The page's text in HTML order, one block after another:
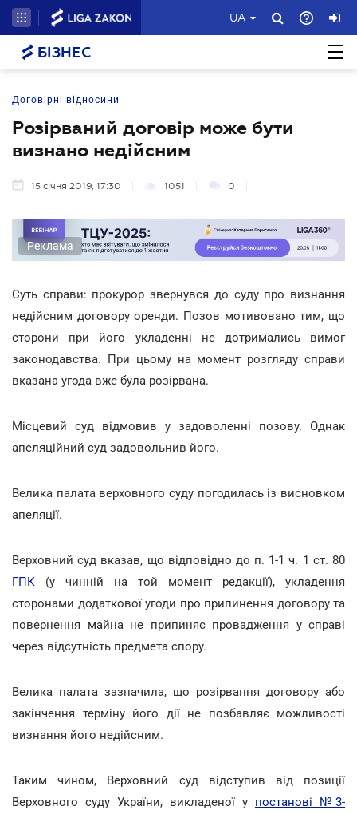
UA
БІЗНЕС
Договірні відносини
Розірваний договір може бути
визнано недійсним
15 січня 2019, 17:30 1051 0
Реклама
Суть справи: прокурор звернувся до суду про визнання
недійсним договору оренди. Позов мотивовано тим, що
сторони при його укладенні не дотримались вимог
законодавства. При цьому на момент розгляду справи
вказана угода вже була розірвана.
Місцевий суд відмовив у задоволенні позову. Однак
апеляційний суд задовольнив його.
Велика палата верховного суду погодилась із висновком
апеляції.
Верховний суд вказав, що відповідно до п. 1-1 ч. 1 ст. 80
ГПК (у чинній на той момент редакції), укладення
сторонами додаткової угоди про припинення договору та
повернення майна не припиняє провадження у справі
через відсутність предмета спору.
Велика палата зазначила, що розірвання договору або
закінчення терміну його дії не позбавляє можливості
визнання його недійсним.
Таким чином, Верховний суд відступив від позиції
Верховного суду України, викладеної у постанові №3-